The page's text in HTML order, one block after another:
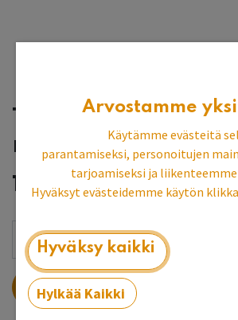
Two Fussy Blokes -
maalaustela
15,54€
LISÄÄ OSTOSKORIIN
Arvostamme
Käytämme evästeitä
parantamiseksi, personoitujen
tarjoamiseksi ja
Hyväksyt evästeidemme käytön
Hyväksy kaikki
Hylkää Kaikki